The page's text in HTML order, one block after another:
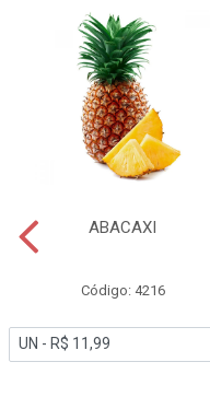
ABACAXI
Código: 4216